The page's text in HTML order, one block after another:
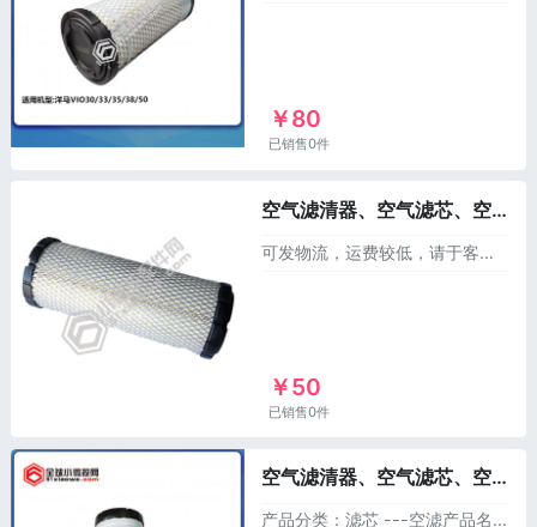
￥80
已销售0件
空气滤清器、空气滤芯、空滤（含内外芯）XL119808-12520，适用于洋马25/27/55-5
可发物流，运费较低，请于客服联系！产品分类：滤芯-空滤产品名称：洋马 空滤/空气滤芯/空气滤清器产品规格：一套，含内芯外芯产品件号：XL119808-12520
￥50
已销售0件
空气滤清器、空气滤芯、空滤（含内外芯）XL172B57-11830，适用于洋马22/23
产品分类：滤芯 ---空滤产品名称：洋马 空滤/空气滤芯/空气滤清器产品规格：一套，含内芯外芯产品件号：XL172B57-11830适用机型：洋马VIO22/2